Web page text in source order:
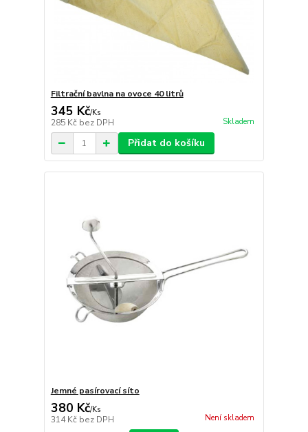
Filtrační bavlna na ovoce 40 litrů
345 Kč/Ks
285 Kč bez DPH Skladem
Přidat do košíku
Jemné pasírovací síto
380 Kč/Ks
314 Kč bez DPH Není skladem